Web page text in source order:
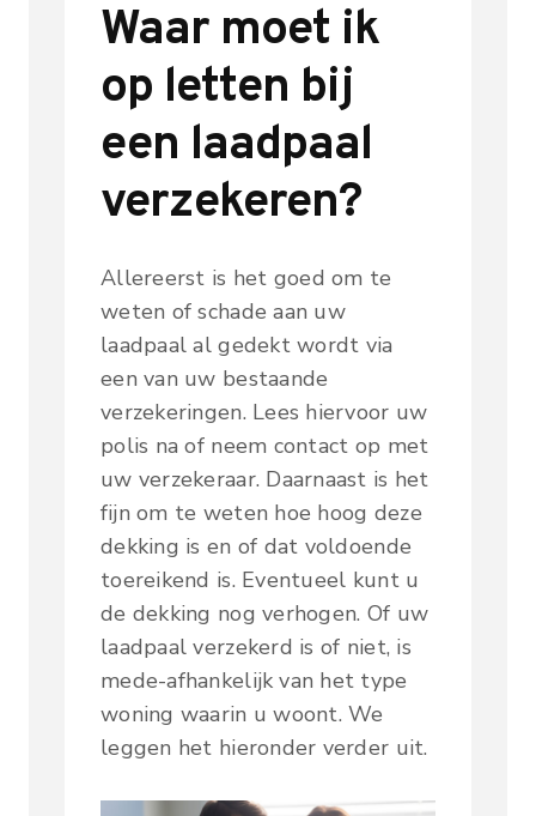
Waar moet ik
op letten bij
een laadpaal
verzekeren?
Allereerst is het goed om te
weten of schade aan uw
laadpaal al gedekt wordt via
een van uw bestaande
verzekeringen. Lees hiervoor uw
polis na of neem contact op met
uw verzekeraar. Daarnaast is het
fijn om te weten hoe hoog deze
dekking is en of dat voldoende
toereikend is. Eventueel kunt u
de dekking nog verhogen. Of uw
laadpaal verzekerd is of niet, is
mede-afhankelijk van het type
woning waarin u woont. We
leggen het hieronder verder uit.